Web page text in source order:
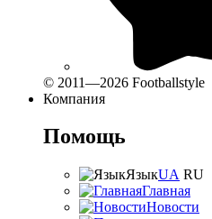
© 2011—2026 Footballstyle
Компания
Помощь
ЯзыкUA RU
Главная
Новости